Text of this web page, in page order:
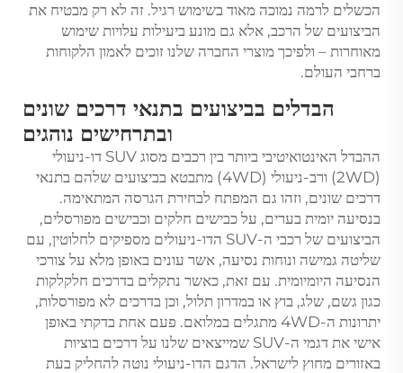
הכשלים לרמה נמוכה מאוד בשימוש רגיל. זה לא רק מבטיח את
הביצועים של הרכב, אלא גם מונע ביעילות עלויות שימוש
מאוחרות – ולפיכך מוצרי החברה שלנו זוכים לאמון הלקוחות
ברחבי העולם.
הבדלים בביצועים בתנאי דרכים שונים
ובתרחישים נוהגים
ההבדל האינטואיטיבי ביותר בין רכבים מסוג SUV דו-ניעולי
(2WD) ורב-ניעולי (4WD) מתבטא בביצועים שלהם בתנאי
דרכים שונים, וזהו גם המפתח לבחירת הגרסה המתאימה.
בנסיעה יומית בערים, על כבישים חלקים וכבישים מפורסלים,
הביצועים של רכבי ה-SUV הדו-ניעולים מספיקים לחלוטין, עם
שליטה גמישה ונוחות נסיעה, אשר עונים באופן מלא על צורכי
הנסיעה היומיומית. עם זאת, כאשר נתקלים בדרכים חלקלקות
כגון גשם, שלג, בוץ או במדרון תלול, וכן בדרכים לא מפורסלות,
יתרונות ה-4WD מתגלים במלואם. פעם אחת בדקתי באופן
אישי את דגמי ה-SUV שמייצאים שלנו על דרכים בוציות
באזורים מחוץ לישראל. הדגם הדו-ניעולי נוטה להחליק בעת